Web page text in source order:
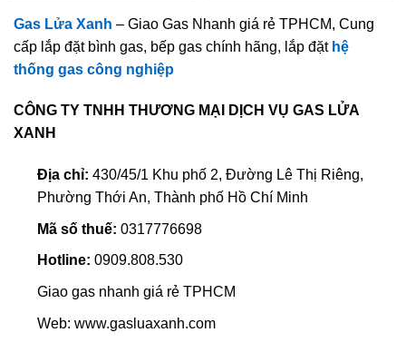
Gas Lửa Xanh – Giao Gas Nhanh giá rẻ TPHCM, Cung
cấp lắp đặt bình gas, bếp gas chính hãng, lắp đặt hệ
thống gas công nghiệp
CÔNG TY TNHH THƯƠNG MẠI DỊCH VỤ GAS LỬA
XANH
Địa chỉ: 430/45/1 Khu phố 2, Đường Lê Thị Riêng,
Phường Thới An, Thành phố Hồ Chí Minh
Mã số thuế: 0317776698
Hotline: 0909.808.530
Giao gas nhanh giá rẻ TPHCM
Web: www.gasluaxanh.com